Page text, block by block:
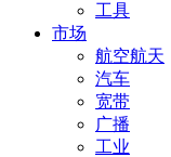
工具
市场
航空航天
汽车
宽带
广播
工业